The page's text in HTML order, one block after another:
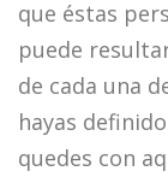
que éstas
puede
de cada una
hayas
quedes con